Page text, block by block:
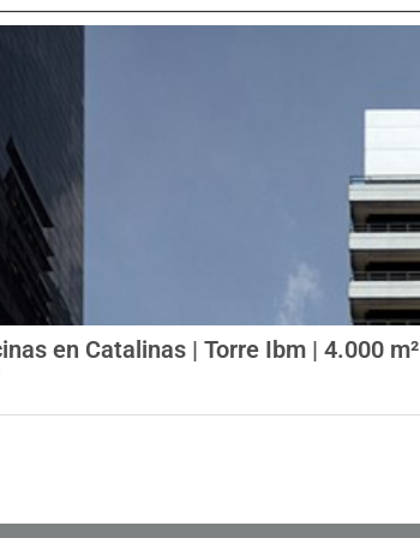
en Catalinas | Torre Ibm | 4.000 m²